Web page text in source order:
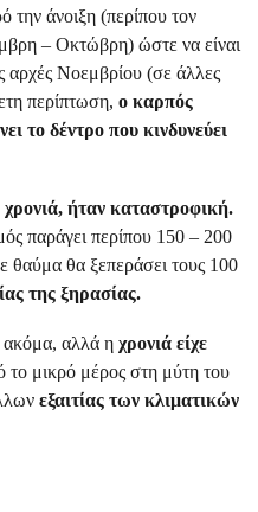
την άνοιξη (περίπου τον
– Οκτώβρη) ώστε να είναι
αρχές Νοεμβρίου (σε άλλες
περίπτωση, ο καρπός
το δέντρο που κινδυνεύει
ήταν καταστροφική.
παράγει περίπου 150 – 200
θαύμα θα ξεπεράσει τους 100
της ξηρασίας.
ακόμα, αλλά η χρονιά είχε
το μικρό μέρος στη μύτη του
εξαιτίας των κλιματικών